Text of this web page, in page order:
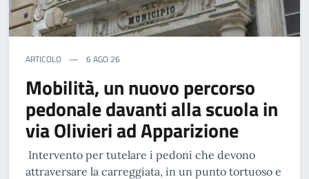
ARTICOLO 6 AGO 26
Mobilità, un nuovo percorso
pedonale davanti alla scuola in
via Olivieri ad Apparizione
Intervento per tutelare i pedoni che devono
attraversare la carreggiata, in un punto tortuoso e